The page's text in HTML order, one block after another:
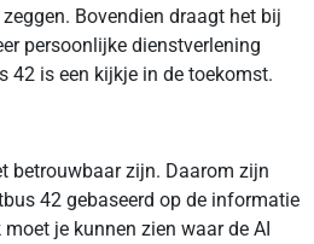
Bovendien draagt het bij
persoonlijke dienstverlening
42 is een kijkje in de toekomst.
betrouwbaar zijn. Daarom zijn
42 gebaseerd op de informatie
je kunnen zien waar de AI